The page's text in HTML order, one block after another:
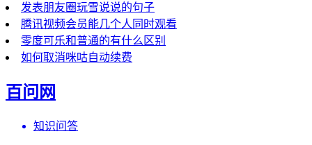
发表朋友圈玩雪说说的句子
腾讯视频会员能几个人同时观看
零度可乐和普通的有什么区别
如何取消咪咕自动续费
百问网
知识问答